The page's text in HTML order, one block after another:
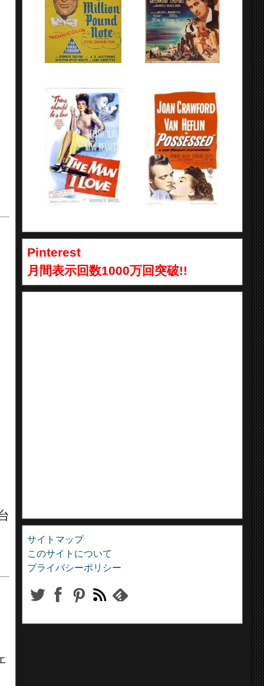
Pinterest
月間表示回数1000万回突破!!
サイトマップ
このサイトについて
プライバシーポリシー